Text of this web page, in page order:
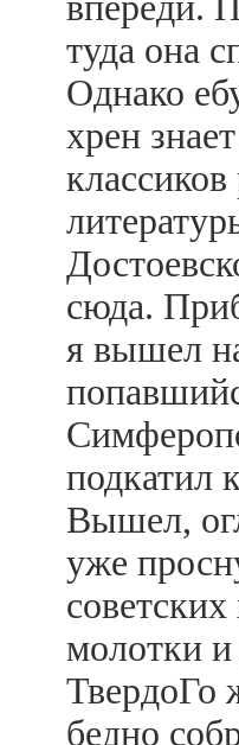
туда она
Однако
хрен
классиков
сюда.
я вышел
подкатил
Вышел,
уже
молотки
ТвердоГо
бедно